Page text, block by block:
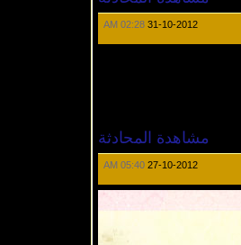
31-10-2012
02:28 AM
مشاهدة المحادثة
27-10-2012
05:40 AM